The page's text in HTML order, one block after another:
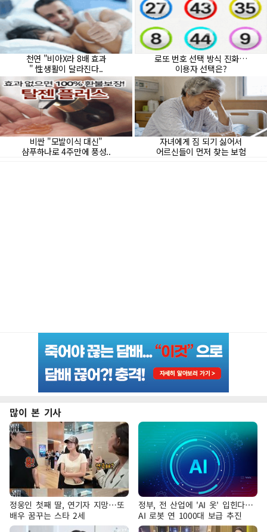
많이 본 기사
정웅인 첫째 딸, 연기자 지망…또
배우 꿈꾸는 스타 2세
정부, 전 산업에 'AI 옷' 입힌다…
AI 로봇 연 1000대 보급 추진